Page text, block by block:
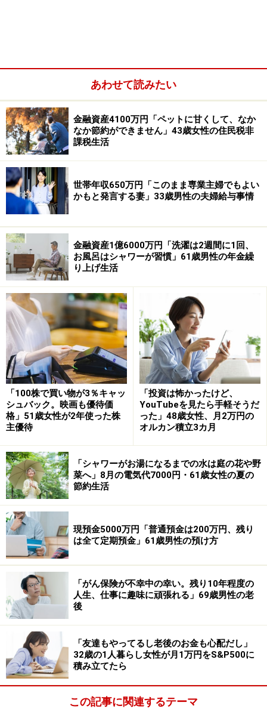
遺族基礎年金や遺族厚生年金（遺族年金）：なし
その他（企業年金や個人年金保険など）：なし
「贅沢は出来ずとも人並みの生活は出来て
いる」
今回の投稿者は、国民年金を繰り上げ受給しているとい
う61歳の女性。現在の年金額については「満足してい
る」とのこと。
その理由として「貯金もあり子どもからの仕送りもある
ので、贅沢は出来ずとも人並みの生活は出来ているか
ら」と語っています。
「毎月足りない」と回答されています。
「買い物は週に一回買い溜めしている」
年金で足りない支出については「毎月子どもからの10万
円の仕送り」で賄っているという投稿者。
年金生活においては「外食や旅行などを極力控え、買い
物も1週間に一回まとめて買い溜めしている」と節約を
しているといいます。
あわせて読みたい
金融資産4100万円「ペットに甘くして、なか
なか節約ができません」43歳女性の住民税非
課税生活
世帯年収650万円「このまま専業主婦でもよい
かもと発言する妻」33歳男性の夫婦給与事情
金融資産1億6000万円「洗濯は2週間に1回、
お風呂はシャワーが習慣」61歳男性の年金繰
り上げ生活
「100株で買い物が3％キャッ
シュバック。映画も優待価
格」51歳女性が2年使った株
主優待
「投資は怖かったけど、
YouTubeを見たら手軽そうだ
った」48歳女性、月2万円の
オルカン積立3カ月
「シャワーがお湯になるまでの水は庭の花や野
菜へ」8月の電気代7000円・61歳女性の夏の
節約生活
現預金5000万円「普通預金は200万円、残り
は全て定期預金」61歳男性の預け方
「がん保険が不幸中の幸い。残り10年程度の
人生、仕事に趣味に頑張れる」69歳男性の老
後
「友達もやってるし老後のお金も心配だし」
32歳の1人暮らし女性が月1万円をS&P500に
積み立てたら
この記事に関連するテーマ